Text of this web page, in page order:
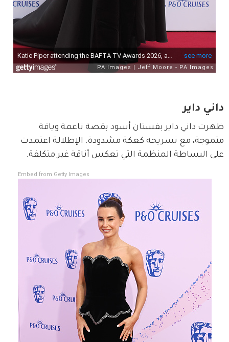
داني داير
ظهرت داني داير بفستان أسود بقصة ناعمة وياقة
متموجة، مع تسريحة كعكة مشدودة. الإطلالة اعتمدت
على البساطة المنظمة التي تعكس أناقة غير متكلفة.
Embed from Getty Images